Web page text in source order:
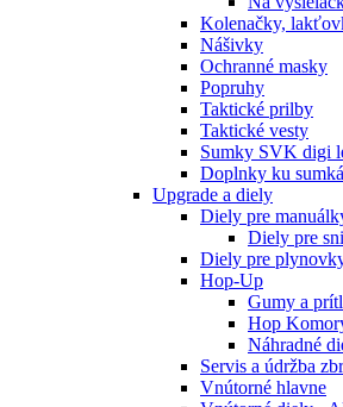
Kolenačky,
Nášivky
Ochranné masky
Popruhy
Taktické prilby
Taktické vesty
Sumky SVK digi
Doplnky ku
Upgrade a diely
Diely pre
Diely pre
Diely pre
Hop-Up
Gumy a
Hop
Náhradné
Servis a údržba
Vnútorné hlavne